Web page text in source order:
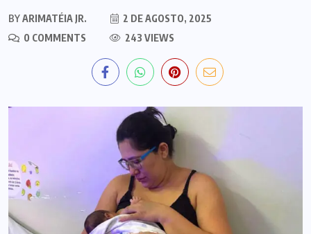
BYARIMATÉIA JR.
2 DE AGOSTO, 2025
0 COMMENTS
243 VIEWS